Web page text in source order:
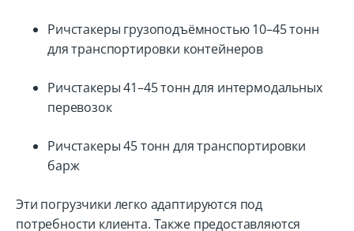
Ричстакеры грузоподъёмностью 10–45 тонн
для транспортировки контейнеров
Ричстакеры 41–45 тонн для интермодальных
перевозок
Ричстакеры 45 тонн для транспортировки
барж
Эти погрузчики легко адаптируются под
потребности клиента. Также предоставляются